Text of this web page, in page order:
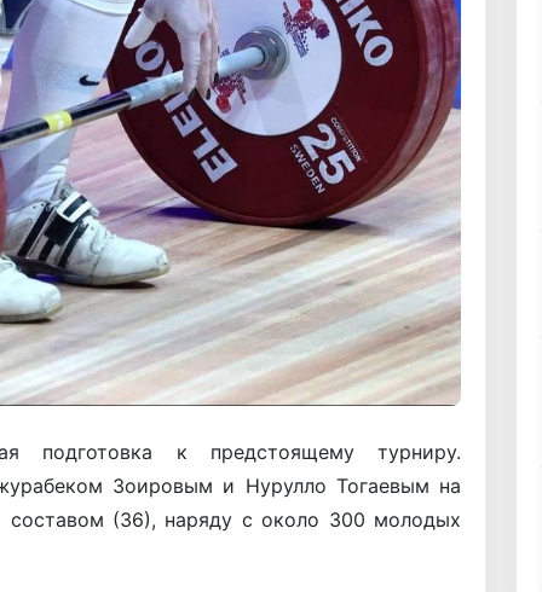
подготовка к предстоящему турниру.
Зоировым и Нурулло Тогаевым на
составом (36), наряду с около 300 молодых